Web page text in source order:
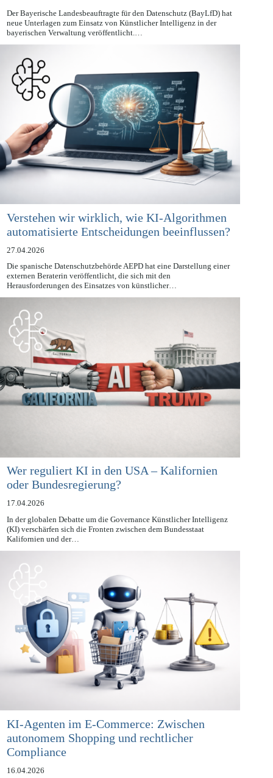
28.04.2026
Der Bayerische Landesbeauftragte für den Datenschutz (BayLfD) hat
neue Unterlagen zum Einsatz von Künstlicher Intelligenz in der
bayerischen Verwaltung veröffentlicht.…
Verstehen wir wirklich, wie KI-Algorithmen
automatisierte Entscheidungen beeinflussen?
27.04.2026
Die spanische Datenschutzbehörde AEPD hat eine Darstellung einer
externen Beraterin veröffentlicht, die sich mit den
Herausforderungen des Einsatzes von künstlicher…
Wer reguliert KI in den USA – Kalifornien
oder Bundesregierung?
17.04.2026
In der globalen Debatte um die Governance Künstlicher Intelligenz
(KI) verschärfen sich die Fronten zwischen dem Bundesstaat
Kalifornien und der…
KI-Agenten im E-Commerce: Zwischen
autonomem Shopping und rechtlicher
Compliance